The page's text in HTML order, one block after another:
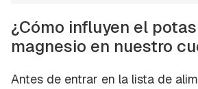
¿Cómo influyen el
magnesio en nuestro
Antes de entrar en la lista de